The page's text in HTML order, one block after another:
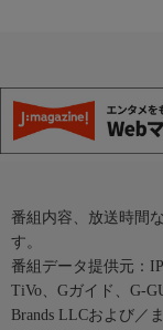
番組内容、放送時間
す。
番組データ提供元：
TiVo、Gガイド、G-
Brands LLCおよび／